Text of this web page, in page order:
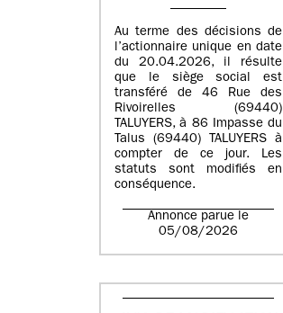
Au terme des décisions de
l’actionnaire unique en date
du 20.04.2026, il résulte
que le siège social est
transféré de 46 Rue des
Rivoirelles (69440)
TALUYERS, à 86 Impasse du
Talus (69440) TALUYERS à
compter de ce jour. Les
statuts sont modifiés en
conséquence.
Annonce parue le
05/08/2026